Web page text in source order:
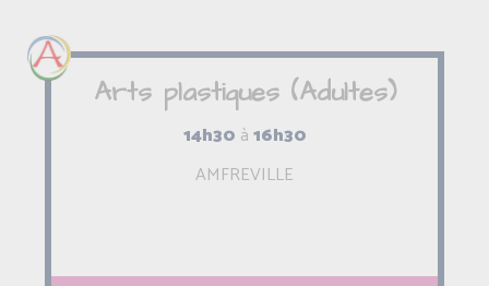
Arts plastiques (Adultes)
14h30 à16h30
AMFREVILLE